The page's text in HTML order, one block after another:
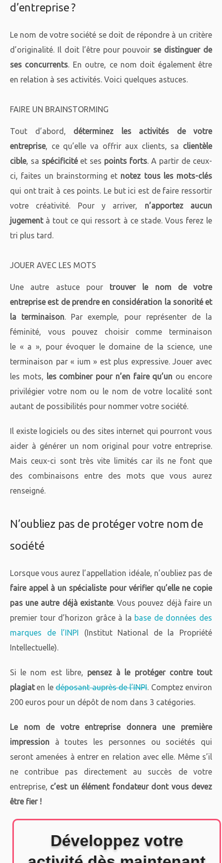
d’entreprise ?
Le nom de votre société se doit de répondre à un critère
d’originalité. Il doit l’être pour pouvoir se distinguer de
ses concurrents. En outre, ce nom doit également être
en relation à ses activités. Voici quelques astuces.
FAIRE UN BRAINSTORMING
Tout d’abord, déterminez les activités de votre
entreprise, ce qu’elle va offrir aux clients, sa clientèle
cible, sa spécificitéet ses points forts. A partir de ceux-
ci, faites un brainstorming et notez tous les mots-clés
qui ont trait à ces points. Le but ici est de faire ressortir
votre créativité. Pour y arriver, n’apportez aucun
jugementà tout ce qui ressort à ce stade. Vous ferez le
tri plus tard.
JOUER AVEC LES MOTS
Une autre astuce pour trouver le nom de votre
entreprise est de prendre en considération la sonorité et
la terminaison. Par exemple, pour représenter de la
féminité, vous pouvez choisir comme terminaison
le « a », pour évoquer le domaine de la science, une
terminaison par « ium » est plus expressive. Jouer avec
les mots, les combiner pour n’en faire qu’un ou encore
privilégier votre nom ou le nom de votre localité sont
autant de possibilités pour nommer votre société.
Il existe logiciels ou des sites internet qui pourront vous
aider à générer un nom original pour votre entreprise.
Mais ceux-ci sont très vite limités car ils ne font que
des combinaisons entre des mots que vous aurez
renseigné.
N’oubliez pas de protéger votre nom de
société
Lorsque vous aurez l’appellation idéale, n’oubliez pas de
faire appel à un spécialiste pour vérifier qu’elle ne copie
pas une autre déjà existante. Vous pouvez déjà faire un
premier tour d’horizon grâce à la base de données des
marques de l’INPI (Institut National de la Propriété
Intellectuelle).
Si le nom est libre, pensez à le protéger contre tout
plagiaten ledéposant auprès de l’INPI. Comptez environ
200 euros pour un dépôt de nom dans 3 catégories.
Le nom de votre entreprise donnera une première
impression à toutes les personnes ou sociétés qui
seront amenées à entrer en relation avec elle. Même s’il
ne contribue pas directement au succès de votre
entreprise, c’est un élément fondateur dont vous devez
être fier !
Développez votre